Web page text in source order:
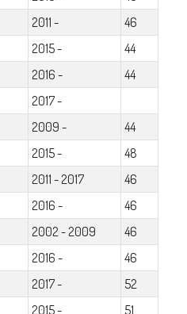
2011 -
46
2015 -
44
2016 -
44
2017 -
2009 -
44
2015 -
48
2011 - 2017
46
2016 -
46
2002 - 2009
46
2016 -
46
2017 -
52
2015 -
51